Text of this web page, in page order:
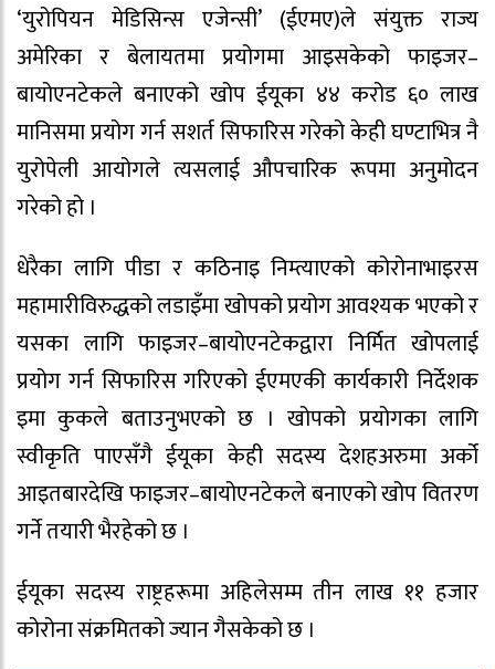
‘युरोपियन मेडिसिन्स एजेन्सी’ (ईएमए)ले संयुक्त राज्य
अमेरिका र बेलायतमा प्रयोगमा आइसकेको फाइजर–
बायोएनटेकले बनाएको खोप ईयूका ४४ करोड ६० लाख
मानिसमा प्रयोग गर्न सशर्त सिफारिस गरेको केही घण्टाभित्र नै
युरोपेली आयोगले त्यसलाई औपचारिक रूपमा अनुमोदन
गरेको हो ।
धेरैका लागि पीडा र कठिनाइ निम्त्याएको कोरोनाभाइरस
महामारीविरुद्धको लडाइँमा खोपको प्रयोग आवश्यक भएको र
यसका लागि फाइजर–बायोएनटेकद्वारा निर्मित खोपलाई
प्रयोग गर्न सिफारिस गरिएको ईएमएकी कार्यकारी निर्देशक
इमा कुकले बताउनुभएको छ । खोपको प्रयोगका लागि
स्वीकृति पाएसँगै ईयूका केही सदस्य देशहअरुमा अर्को
आइतबारदेखि फाइजर–बायोएनटेकले बनाएको खोप वितरण
गर्ने तयारी भैरहेको छ ।
ईयूका सदस्य राष्ट्रहरूमा अहिलेसम्म तीन लाख ११ हजार
कोरोना संक्रमितको ज्यान गैसकेको छ ।